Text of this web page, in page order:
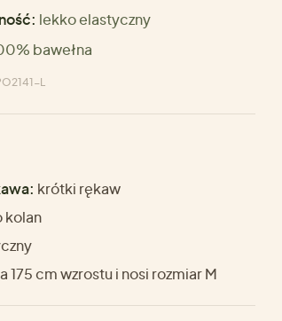
lekko elastyczny
bawełna
L
krótki rękaw
kolan
175 cm wzrostu i nosi rozmiar M